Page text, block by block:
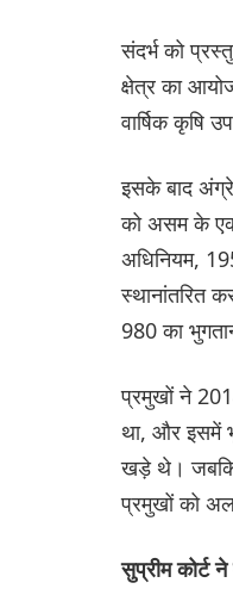
संदर्भ को
क्षेत्र का
वार्षिक कृषि
इसके बाद
को असम के एक
अधिनियम,
स्थानांतरित
980 का
प्रमुखों ने
था, और इसमें
खड़े थे। जबकि
प्रमुखों को
सुप्रीम कोर्ट